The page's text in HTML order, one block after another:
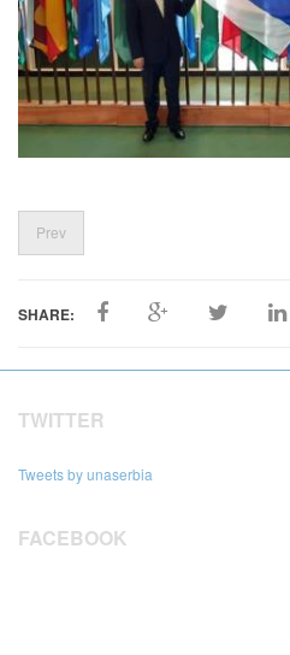
Prev
SHARE:
TWITTER
Tweets by unaserbia
FACEBOOK